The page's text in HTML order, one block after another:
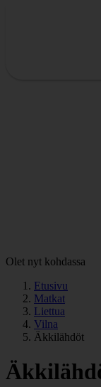
Olet nyt kohdassa
Etusivu
Matkat
Liettua
Vilna
Äkkilähdöt